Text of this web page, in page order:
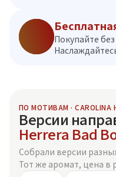
Покупайте
ПО МОТИВАМ · CAROLINA
Версии
Herrera Bad
Собрали версии
Тот же аромат, цена в